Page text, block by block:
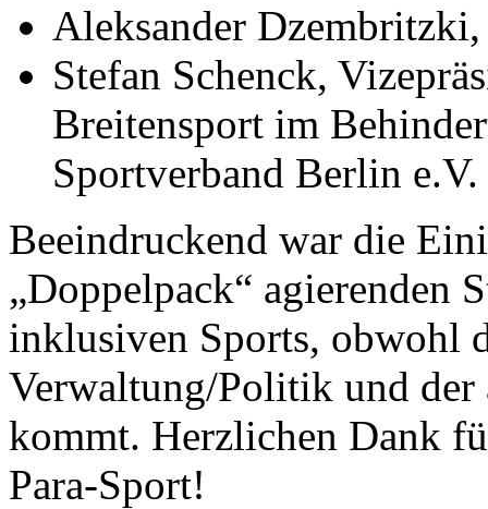
Aleksander
Stefan Schenck,
Breitensport im
Sportverband Berlin e.V.
Beeindruckend war die
„Doppelpack“ agierenden
inklusiven Sports, obwohl
Verwaltung/Politik und der
kommt. Herzlichen Dank
Para-Sport!